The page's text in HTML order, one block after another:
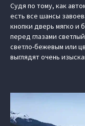
Судя по тому, как
есть все шансы
кнопки дверь мягко и
перед глазами
светло-бежевым или
выглядят очень